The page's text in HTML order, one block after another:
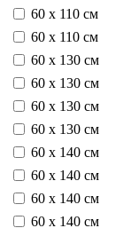
60 х 110 см
60 х 110 см
60 х 130 см
60 х 130 см
60 х 130 см
60 х 130 см
60 х 140 см
60 х 140 см
60 х 140 см
60 х 140 см